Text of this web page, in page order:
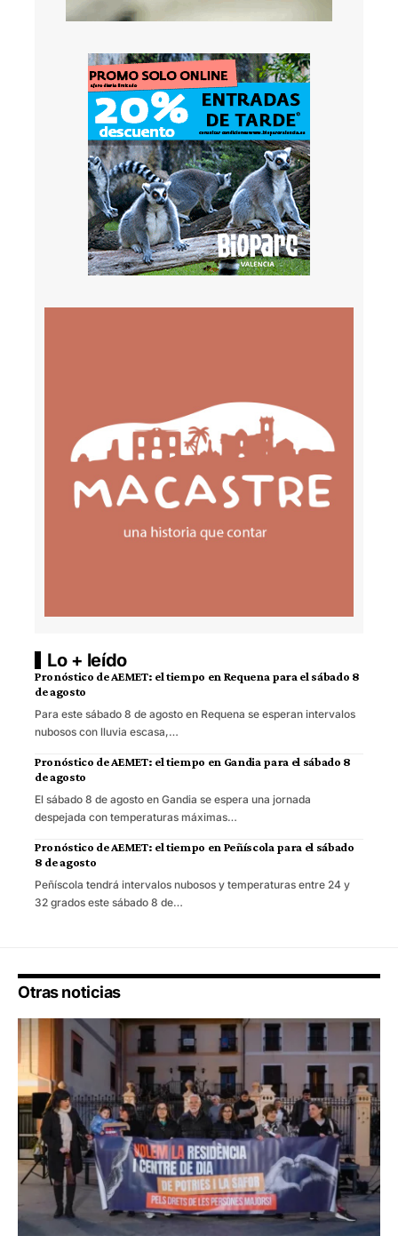
Lo + leído
Pronóstico de AEMET: el tiempo en Requena para el sábado 8
de agosto
Para este sábado 8 de agosto en Requena se esperan intervalos
nubosos con lluvia escasa,…
Pronóstico de AEMET: el tiempo en Gandia para el sábado 8
de agosto
El sábado 8 de agosto en Gandia se espera una jornada
despejada con temperaturas máximas…
Pronóstico de AEMET: el tiempo en Peñíscola para el sábado
8 de agosto
Peñíscola tendrá intervalos nubosos y temperaturas entre 24 y
32 grados este sábado 8 de…
Otras noticias